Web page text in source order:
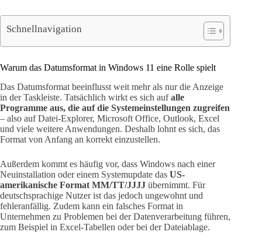
Schnellnavigation
Warum das Datumsformat in Windows 11 eine Rolle spielt
Das Datumsformat beeinflusst weit mehr als nur die Anzeige
in der Taskleiste. Tatsächlich wirkt es sich aufalle
Programme aus, die auf die Systemeinstellungen zugreifen
– also auf Datei-Explorer, Microsoft Office, Outlook, Excel
und viele weitere Anwendungen. Deshalb lohnt es sich, das
Format von Anfang an korrekt einzustellen.
Außerdem kommt es häufig vor, dass Windows nach einer
Neuinstallation oder einem Systemupdate das US-
amerikanische Format MM/TT/JJJJ übernimmt. Für
deutschsprachige Nutzer ist das jedoch ungewohnt und
fehleranfällig. Zudem kann ein falsches Format in
Unternehmen zu Problemen bei der Datenverarbeitung führen,
zum Beispiel in Excel-Tabellen oder bei der Dateiablage.